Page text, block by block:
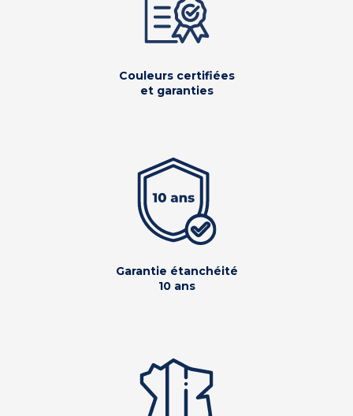
Couleurs certifiées
et garanties
Garantie étanchéité
10 ans